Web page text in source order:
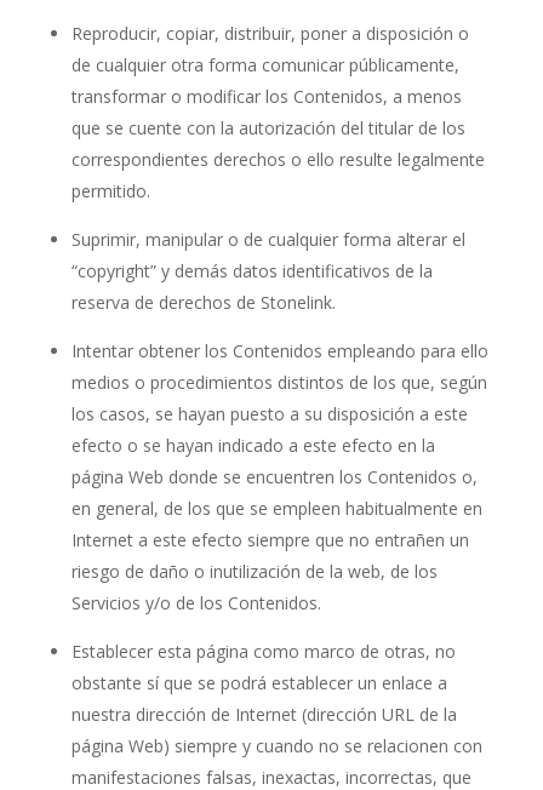
Reproducir, copiar, distribuir, poner a disposición o
de cualquier otra forma comunicar públicamente,
transformar o modificar los Contenidos, a menos
que se cuente con la autorización del titular de los
correspondientes derechos o ello resulte legalmente
permitido.
Suprimir, manipular o de cualquier forma alterar el
“copyright” y demás datos identificativos de la
reserva de derechos de Stonelink.
Intentar obtener los Contenidos empleando para ello
medios o procedimientos distintos de los que, según
los casos, se hayan puesto a su disposición a este
efecto o se hayan indicado a este efecto en la
página Web donde se encuentren los Contenidos o,
en general, de los que se empleen habitualmente en
Internet a este efecto siempre que no entrañen un
riesgo de daño o inutilización de la web, de los
Servicios y/o de los Contenidos.
Establecer esta página como marco de otras, no
obstante sí que se podrá establecer un enlace a
nuestra dirección de Internet (dirección URL de la
página Web) siempre y cuando no se relacionen con
manifestaciones falsas, inexactas, incorrectas, que